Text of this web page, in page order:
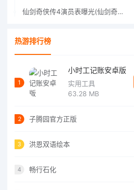
仙剑奇侠传4演员表曝光(仙剑奇侠传4人物详细信息)
热游排行榜
1
小时工记账安卓版
实用工具
63.28 MB
2 子腾园官方正版
3 洪恩双语绘本
4 畅行石化